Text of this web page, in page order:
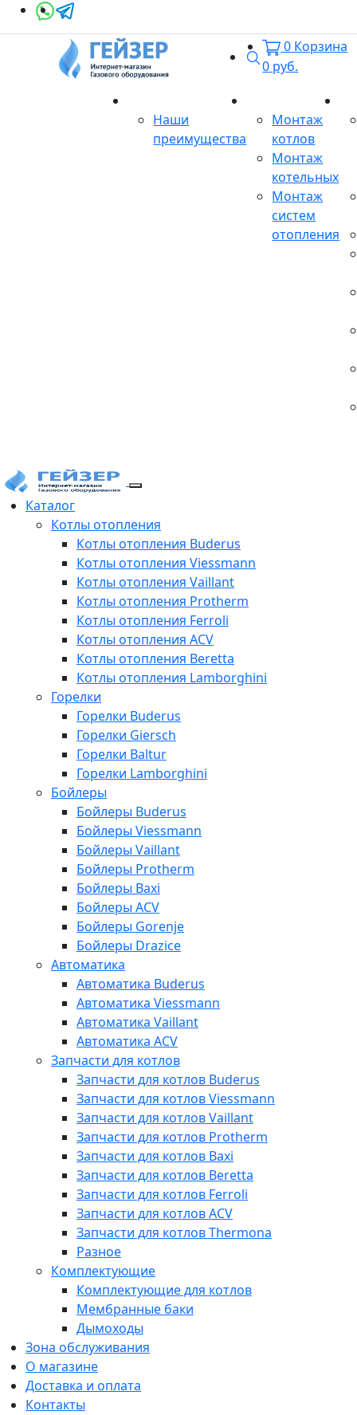
Поиск
0 Корзина
0 руб.
Наши
преимущества
Монтаж
котлов
Монтаж
котельных
Монтаж
систем
отопления
Каталог
Котлы отопления
Котлы отопления Buderus
Котлы отопления Viessmann
Котлы отопления Vaillant
Котлы отопления Protherm
Котлы отопления Ferroli
Котлы отопления ACV
Котлы отопления Beretta
Котлы отопления Lamborghini
Горелки
Горелки Buderus
Горелки Giersch
Горелки Baltur
Горелки Lamborghini
Бойлеры
Бойлеры Buderus
Бойлеры Viessmann
Бойлеры Vaillant
Бойлеры Protherm
Бойлеры Baxi
Бойлеры ACV
Бойлеры Gorenje
Бойлеры Drazice
Автоматика
Автоматика Buderus
Автоматика Viessmann
Автоматика Vaillant
Автоматика ACV
Запчасти для котлов
Запчасти для котлов Buderus
Запчасти для котлов Viessmann
Запчасти для котлов Vaillant
Запчасти для котлов Protherm
Запчасти для котлов Baxi
Запчасти для котлов Beretta
Запчасти для котлов Ferroli
Запчасти для котлов ACV
Запчасти для котлов Thermona
Разное
Комплектующие
Комплектующие для котлов
Мембранные баки
Дымоходы
Зона обслуживания
О магазине
Доставка и оплата
Контакты